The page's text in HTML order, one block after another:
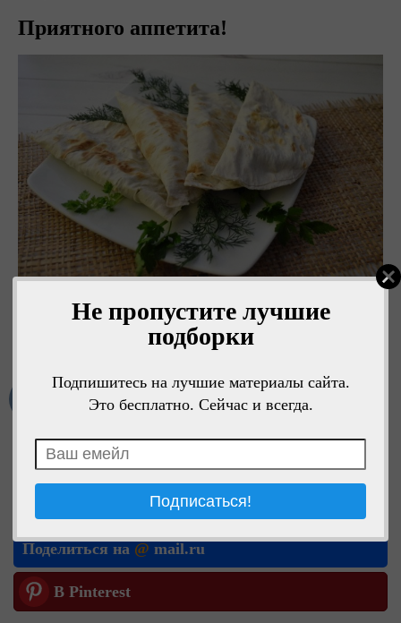
Не пропустите лучшие
подборки
Подпишитесь на лучшие материалы сайта.
Это бесплатно. Сейчас и всегда.
Приятного аппетита!
Мне нравится
Поделиться в ОК
Поделиться на @ mail.ru
В Pinterest